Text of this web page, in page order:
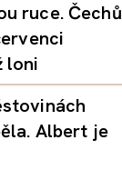
ruce. Čechů
loni
Albert je